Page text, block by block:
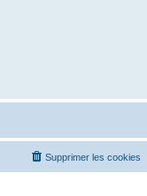
Supprimer les cookies